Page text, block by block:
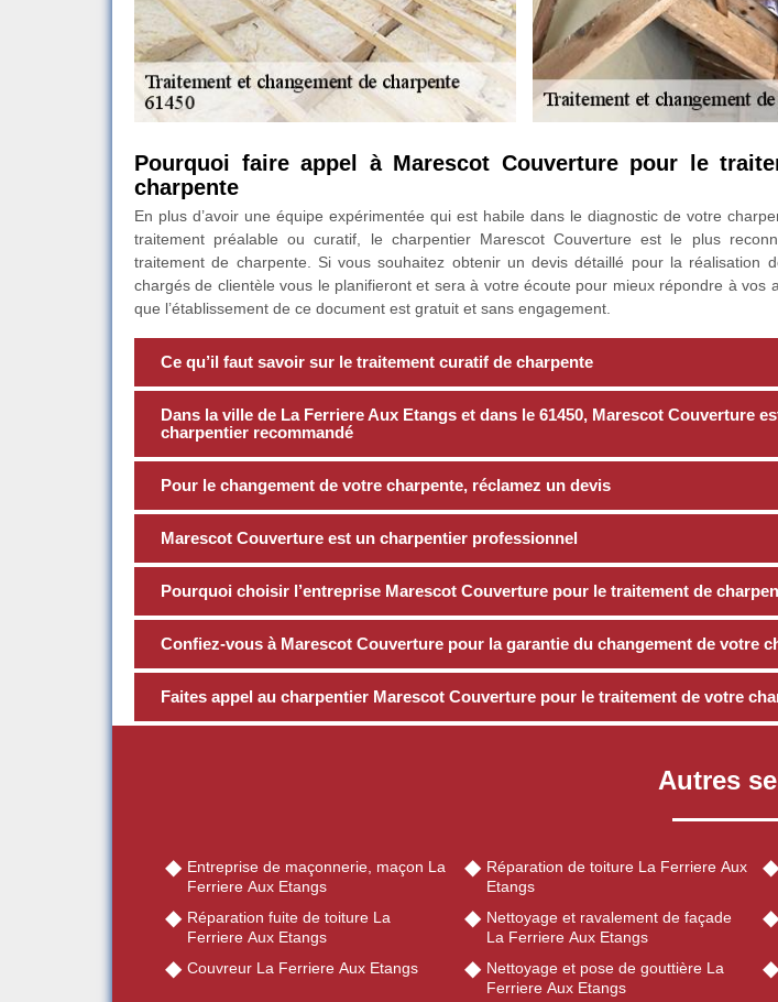
Pourquoi faire appel à Marescot Couverture pour le
charpente
En plus d’avoir une équipe expérimentée qui est habile dans le diagnostic de votre
traitement préalable ou curatif, le charpentier Marescot Couverture est le plus
traitement de charpente. Si vous souhaitez obtenir un devis détaillé pour la réalisation
chargés de clientèle vous le planifieront et sera à votre écoute pour mieux répondre à vos
que l’établissement de ce document est gratuit et sans engagement.
Ce qu’il faut savoir sur le traitement curatif de charpente
Dans la ville de La Ferriere Aux Etangs et dans le 61450, Marescot Couverture
charpentier recommandé
Pour le changement de votre charpente, réclamez un devis
Marescot Couverture est un charpentier professionnel
Pourquoi choisir l’entreprise Marescot Couverture pour le traitement de
Confiez-vous à Marescot Couverture pour la garantie du changement de votre
Faites appel au charpentier Marescot Couverture pour le traitement de votre
Autres
Entreprise de maçonnerie, maçon La
Ferriere Aux Etangs
Réparation fuite de toiture La
Ferriere Aux Etangs
Couvreur La Ferriere Aux Etangs
Réparation de toiture La Ferriere Aux
Etangs
Nettoyage et ravalement de façade
La Ferriere Aux Etangs
Nettoyage et pose de gouttière La
Ferriere Aux Etangs